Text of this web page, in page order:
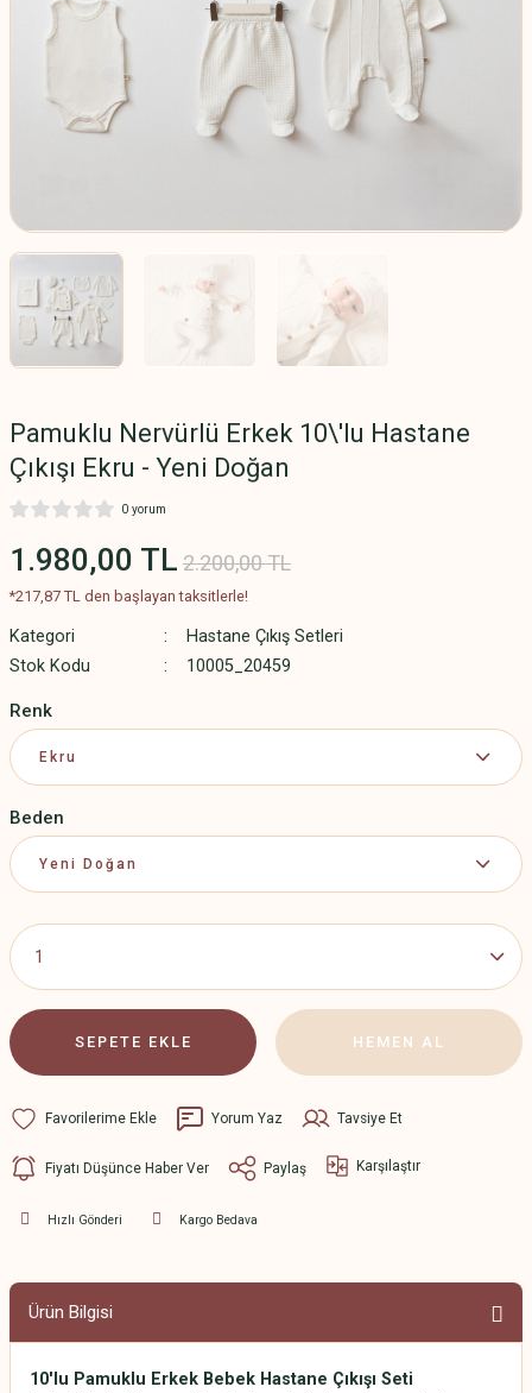
Pamuklu Nervürlü Erkek 10\'lu Hastane
Çıkışı Ekru - Yeni Doğan
0 yorum
1.980,00 TL 2.200,00 TL
*217,87 TL den başlayan taksitlerle!
Kategori
Hastane Çıkış Setleri
Stok Kodu
10005_20459
Renk
Beden
SEPETE EKLE HEMEN AL
Yorum Yaz Tavsiye Et
Fiyatı Düşünce Haber Ver Paylaş Karşılaştır
Hızlı Gönderi Kargo Bedava
Ürün Bilgisi
10'lu Pamuklu Erkek Bebek Hastane Çıkışı Seti